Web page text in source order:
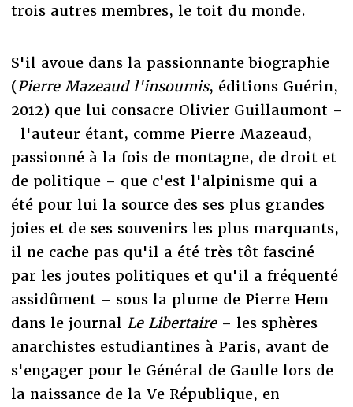
trois autres membres, le toit du monde.
S'il avoue dans la passionnante biographie
(Pierre Mazeaud l'insoumis, éditions Guérin,
2012) que lui consacre Olivier Guillaumont –
l'auteur étant, comme Pierre Mazeaud,
passionné à la fois de montagne, de droit et
de politique – que c'est l'alpinisme qui a
été pour lui la source des ses plus grandes
joies et de ses souvenirs les plus marquants,
il ne cache pas qu'il a été très tôt fasciné
par les joutes politiques et qu'il a fréquenté
assidûment – sous la plume de Pierre Hem
dans le journal Le Libertaire – les sphères
anarchistes estudiantines à Paris, avant de
s'engager pour le Général de Gaulle lors de
la naissance de la Ve République, en